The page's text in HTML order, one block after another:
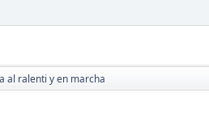
al ralenti y en marcha